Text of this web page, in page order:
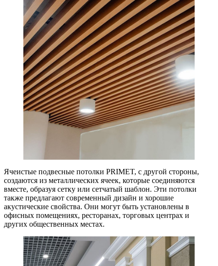
Ячеистые подвесные потолки PRIMET, с другой стороны,
создаются из металлических ячеек, которые соединяются
вместе, образуя сетку или сетчатый шаблон. Эти потолки
также предлагают современный дизайн и хорошие
акустические свойства. Они могут быть установлены в
офисных помещениях, ресторанах, торговых центрах и
других общественных местах.